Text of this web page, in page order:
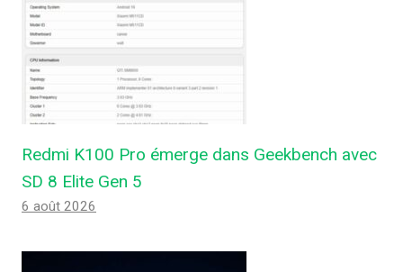
Redmi K100 Pro émerge dans Geekbench avec
SD 8 Elite Gen 5
6 août 2026